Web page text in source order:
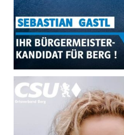
MEHR INFOS ZU
Sebastian Gastl